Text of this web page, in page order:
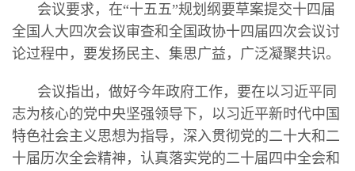
会议要求，在“十五五”规划纲要草案提交十四届
全国人大四次会议审查和全国政协十四届四次会议讨
论过程中，要发扬民主、集思广益，广泛凝聚共识。
会议指出，做好今年政府工作，要在以习近平同
志为核心的党中央坚强领导下，以习近平新时代中国
特色社会主义思想为指导，深入贯彻党的二十大和二
十届历次全会精神，认真落实党的二十届四中全会和